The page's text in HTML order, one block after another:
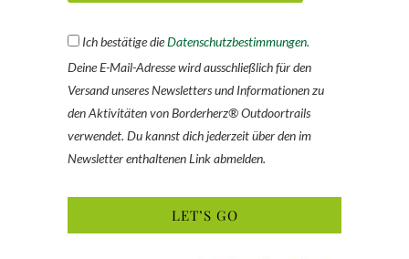
Ich bestätige dieDatenschutzbestimmungen.
Deine E-Mail-Adresse wird ausschließlich für den
Versand unseres Newsletters und Informationen zu
den Aktivitäten von Borderherz® Outdoortrails
verwendet. Du kannst dich jederzeit über den im
Newsletter enthaltenen Link abmelden.
LET’S GO